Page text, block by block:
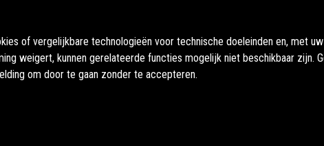
of vergelijkbare technologieën voor technische doeleinden en, met
weigert, kunnen gerelateerde functies mogelijk niet beschikbaar zijn.
om door te gaan zonder te accepteren.